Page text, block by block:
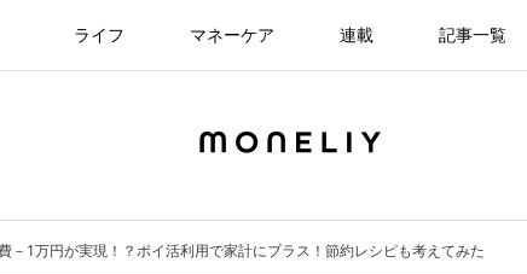
ライフ マネーケア 連載 記事一覧
－1万円が実現！？ポイ活利用で家計にプラス！節約レシピも考えてみた